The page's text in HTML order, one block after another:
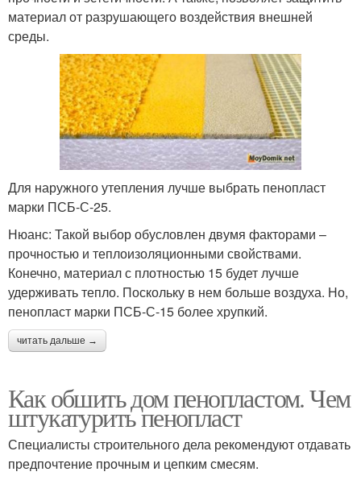
материал от разрушающего воздействия внешней
среды.
Для наружного утепления лучше выбрать пенопласт
марки ПСБ-С-25.
Нюанс: Такой выбор обусловлен двумя факторами –
прочностью и теплоизоляционными свойствами.
Конечно, материал с плотностью 15 будет лучше
удерживать тепло. Поскольку в нем больше воздуха. Но,
пенопласт марки ПСБ-С-15 более хрупкий.
читать дальше →
Как обшить дом пенопластом. Чем
штукатурить пенопласт
Специалисты строительного дела рекомендуют отдавать
предпочтение прочным и цепким смесям.